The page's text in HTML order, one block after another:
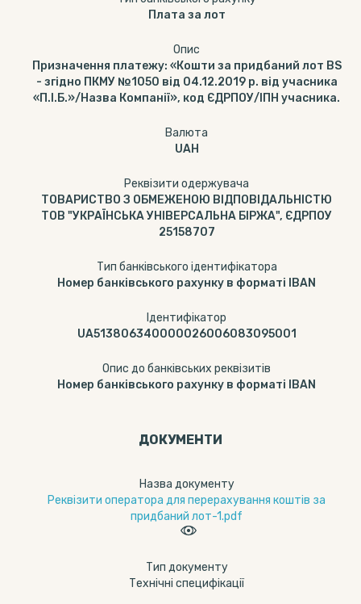
Плата за лот
Опис
Призначення платежу: «Кошти за придбаний лот BS
- згідно ПКМУ №1050 від 04.12.2019 р. від учасника
«П.І.Б.»/Назва Компанії», код ЄДРПОУ/ІПН учасника.
Валюта
UAH
Реквізити одержувача
ТОВАРИСТВО З ОБМЕЖЕНОЮ ВІДПОВІДАЛЬНІСТЮ
ТОВ "УКРАЇНСЬКА УНІВЕРСАЛЬНА БІРЖА", ЄДРПОУ
25158707
Тип банківського ідентифікатора
Номер банківського рахунку в форматі IBAN
Ідентифікатор
UA513806340000026006083095001
Опис до банківських реквізитів
Номер банківського рахунку в форматі IBAN
ДОКУМЕНТИ
Назва документу
Реквізити оператора для перерахування коштів за
придбаний лот-1.pdf
Тип документу
Технічні специфікації